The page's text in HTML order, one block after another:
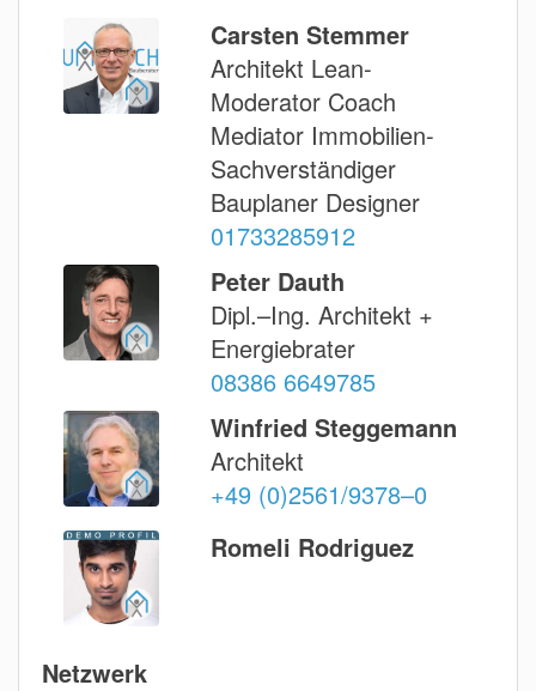
Carsten Stemmer
Architekt Lean-
Moderator Coach
Mediator Immobilien-
Sachverständiger
Bauplaner Designer
01733285912
Peter Dauth
Dipl.–Ing. Architekt +
Energiebrater
08386 6649785
Winfried Steggemann
Architekt
+49 (0)2561/9378–0
Romeli Rodriguez
Netzwerk